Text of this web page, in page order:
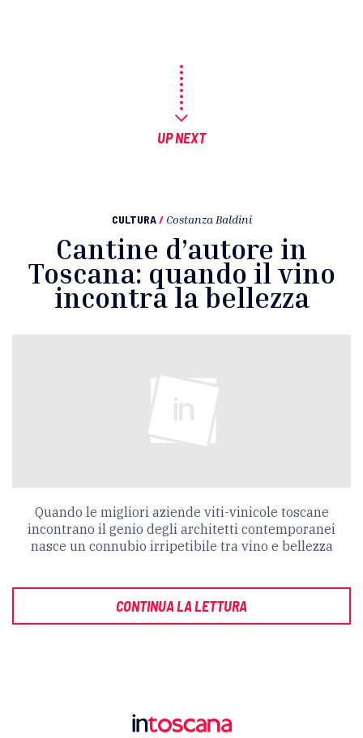
UP NEXT
CULTURA / Costanza Baldini
Cantine d’autore in
Toscana: quando il vino
incontra la bellezza
Quando le migliori aziende viti-vinicole toscane
incontrano il genio degli architetti contemporanei
nasce un connubio irripetibile tra vino e bellezza
CONTINUA LA LETTURA